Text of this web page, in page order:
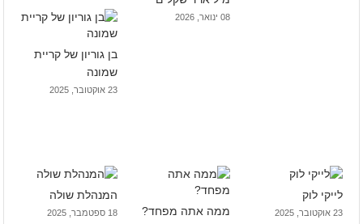
08 ינואר, 2026
בן גוריון של קריית
שמונה
23 אוקטובר, 2025
לייקי לוק
23 אוקטובר, 2025 ממה אתה מפחד?
המנהלת שולה
18 ספטמבר, 2025